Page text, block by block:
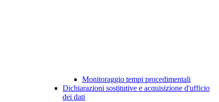
Monitoraggio tempi procedimentali
Dichiarazioni sostitutive e acquisizione d'ufficio
dei dati